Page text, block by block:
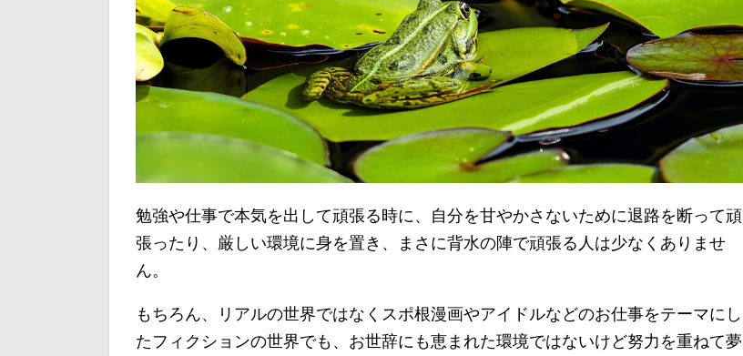
勉強や仕事で本気を出して頑張る時に、自分を甘やかさないために退路を断って頑
張ったり、厳しい環境に身を置き、まさに背水の陣で頑張る人は少なくありませ
ん。
もちろん、リアルの世界ではなくスポ根漫画やアイドルなどのお仕事をテーマにし
たフィクションの世界でも、お世辞にも恵まれた環境ではないけど努力を重ねて夢